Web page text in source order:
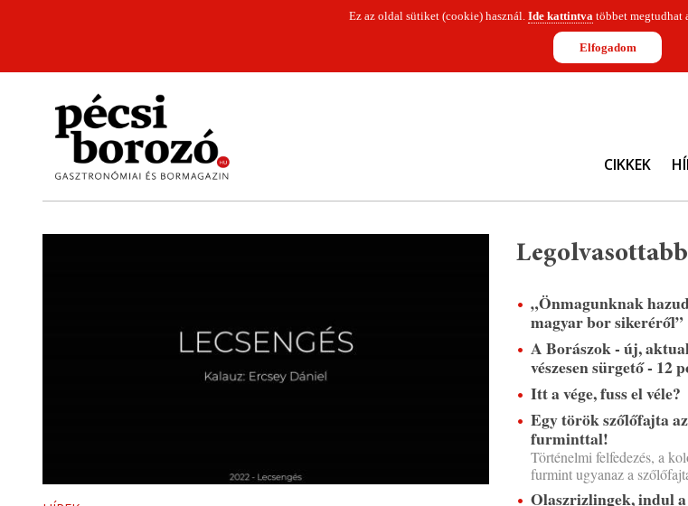
Ez az oldal sütiket (cookie) használ. Ide kattintvatöbbet megtudhat
Elfogadom
CIKKEK
Legolvasottabb
„Önmagunknak
magyar bor sikeréről”
A Borászok - új,
vészesen sürgető - 12
Itt a vége, fuss el véle?
Egy török szőlőfajta
furminttal!
Történelmi felfedezés, a
furmint ugyanaz a
Olaszrizlingek, indul